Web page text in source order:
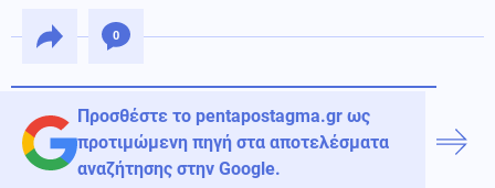
0
Προσθέστε το pentapostagma.gr ως
προτιμώμενη πηγή στα αποτελέσματα
αναζήτησης στην Google.